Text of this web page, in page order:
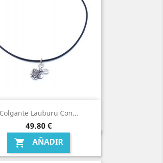
Colgante Lauburu Con...
Precio
49,80 €
 AÑADIR